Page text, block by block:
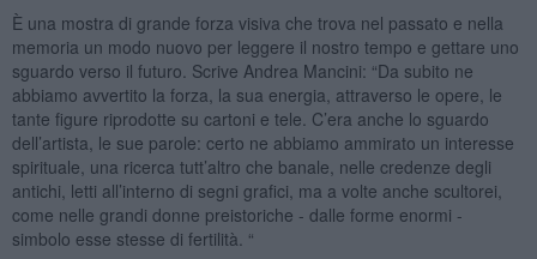
È una mostra di grande forza visiva che trova nel passato e nella
memoria un modo nuovo per leggere il nostro tempo e gettare uno
sguardo verso il futuro. Scrive Andrea Mancini: “Da subito ne
abbiamo avvertito la forza, la sua energia, attraverso le opere, le
tante figure riprodotte su cartoni e tele. C’era anche lo sguardo
dell’artista, le sue parole: certo ne abbiamo ammirato un interesse
spirituale, una ricerca tutt’altro che banale, nelle credenze degli
antichi, letti all’interno di segni grafici, ma a volte anche scultorei,
come nelle grandi donne preistoriche - dalle forme enormi -
simbolo esse stesse di fertilità. “